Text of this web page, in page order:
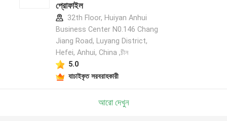
প্রোফাইল
32th Floor, Huiyan Anhui
Business Center N0.146 Chang
Jiang Road, Luyang District,
Hefei, Anhui, China ,চীন
5.0
যাচাইকৃত সরবরাহকারী
আরো দেখুন